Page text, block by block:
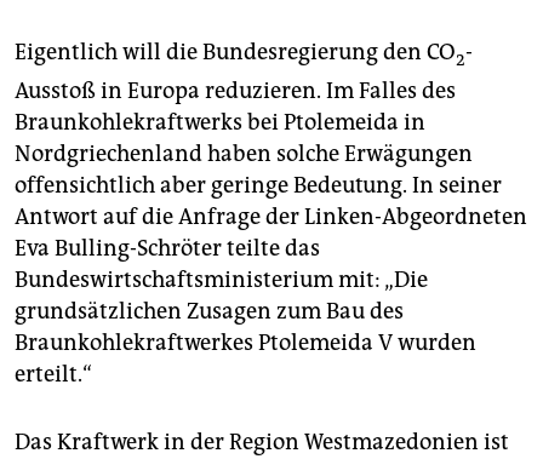
Eigentlich will die Bundesregierung den CO2-
Ausstoß in Europa reduzieren. Im Falles des
Braunkohlekraftwerks bei Ptolemeida in
Nordgriechenland haben solche Erwägungen
offensichtlich aber geringe Bedeutung. In seiner
Antwort auf die Anfrage der Linken-Abgeordneten
Eva Bulling-Schröter teilte das
Bundeswirtschaftsministerium mit: „Die
grundsätzlichen Zusagen zum Bau des
Braunkohlekraftwerkes Ptolemeida V wurden
erteilt.“
Das Kraftwerk in der Region Westmazedonien ist